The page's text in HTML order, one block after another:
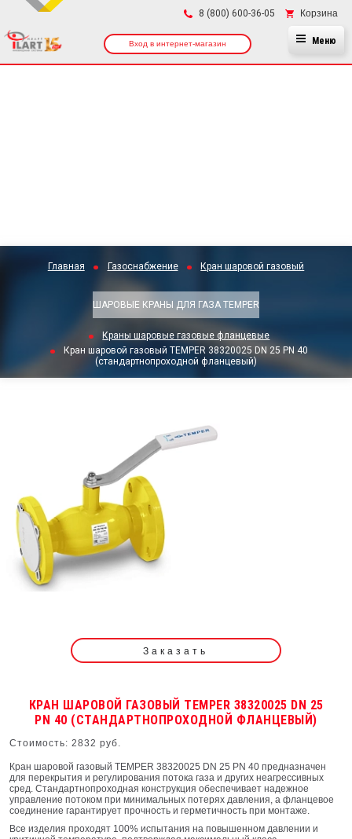
8 (800) 600-36-05 Корзина
Вход в интернет-магазин Меню
Главная Газоснабжение Кран шаровой газовый
ШАРОВЫЕ КРАНЫ ДЛЯ ГАЗА TEMPER
Краны шаровые газовые фланцевые
Кран шаровой газовый TEMPER 38320025 DN 25 PN 40
(стандартнопроходной фланцевый)
Заказать
КРАН ШАРОВОЙ ГАЗОВЫЙ TEMPER 38320025 DN 25
PN 40 (СТАНДАРТНОПРОХОДНОЙ ФЛАНЦЕВЫЙ)
Стоимость: 2832 руб.
Кран шаровой газовый TEMPER 38320025 DN 25 PN 40 предназначен
для перекрытия и регулирования потока газа и других неагрессивных
сред. Стандартнопроходная конструкция обеспечивает надежное
управление потоком при минимальных потерях давления, а фланцевое
соединение гарантирует прочность и герметичность при монтаже.
Все изделия проходят 100% испытания на повышенном давлении и
×